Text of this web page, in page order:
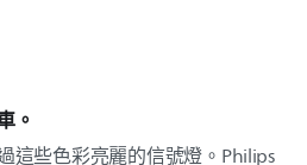
。
這些色彩亮麗的信號燈。Philips